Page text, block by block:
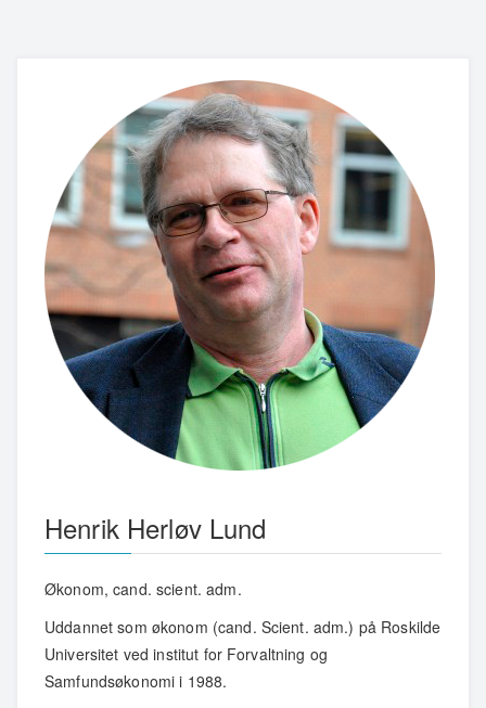
Henrik Herløv Lund
Økonom, cand. scient. adm.
Uddannet som økonom (cand. Scient. adm.) på Roskilde
Universitet ved institut for Forvaltning og
Samfundsøkonomi i 1988.